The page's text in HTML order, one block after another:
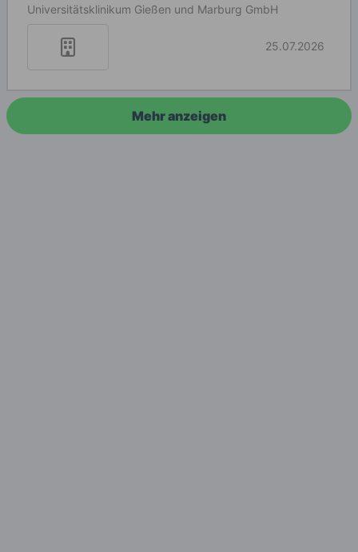
Universitätsklinikum Gießen und Marburg GmbH
25.07.2026
Mehr anzeigen